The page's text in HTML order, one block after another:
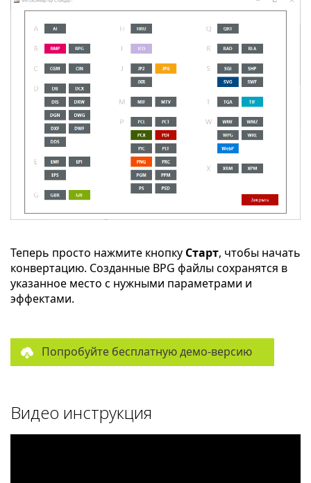
Теперь просто нажмите кнопку Старт, чтобы начать
конвертацию. Созданные BPG файлы сохранятся в
указанное место с нужными параметрами и
эффектами.
Попробуйте бесплатную демо-версию
Видео инструкция